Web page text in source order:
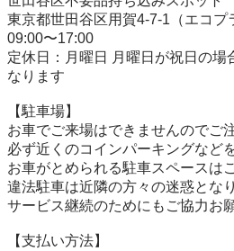
東京都世田谷区用賀4-7-1（エコプ
09:00〜17:00
定休日：月曜日 月曜日が祝日の場
なります
【駐⾞場】
お車でご来場はできませんのでご
必ず近くのコインパーキングなど
お車がとめられる駐車スペースは
違法駐車は近隣の方々の迷惑とな
サービス継続のためにもご協力お
【⽀払い⽅法】